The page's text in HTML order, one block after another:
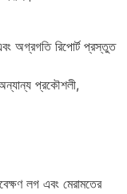
অগ্রগতি রিপোর্ট প্রস্তুত
প্রকৌশলী,
লগ এবং মেরামতের